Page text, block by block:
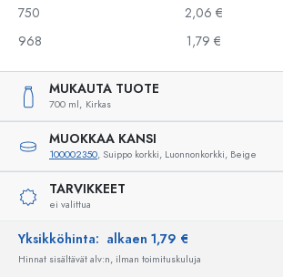
750
2,06 €
968
1,79 €
MUKAUTA TUOTE
700 ml, Kirkas
MUOKKAA KANSI
100002350, Suippo korkki, Luonnonkorkki, Beige
TARVIKKEET
ei valittua
Yksikköhinta: alkaen 1,79 €
Hinnat sisältävät alv:n, ilman toimituskuluja